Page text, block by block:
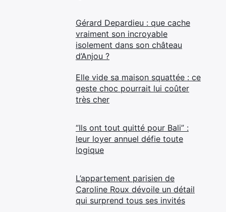
Gérard Depardieu : que cache
vraiment son incroyable
isolement dans son château
d’Anjou ?
Elle vide sa maison squattée : ce
geste choc pourrait lui coûter
très cher
“Ils ont tout quitté pour Bali” :
leur loyer annuel défie toute
logique
L’appartement parisien de
Caroline Roux dévoile un détail
qui surprend tous ses invités